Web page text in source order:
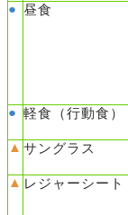
●
昼食
● 軽食（行動食）
▲ サングラス
▲ レジャーシート